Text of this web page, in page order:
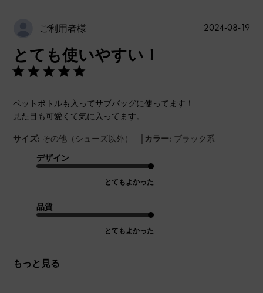
ご利用者様
とても使いやすい！
ペットボトルも入ってサブバッグに使ってます！
見た目も可愛くて気に入ってます。
サイズ: その他（シューズ以外） | カラー: ブラック系
デザイン
とてもよかった
品質
とてもよかった
もっと見る
公
2024-08-19